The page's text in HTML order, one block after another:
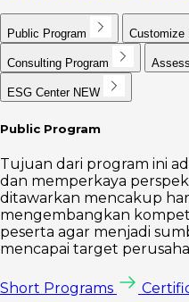
Public Program Customize
Consulting Program
ESG Center NEW
Public Program
Tujuan dari program ini
dan memperkaya
ditawarkan mencakup
mengembangkan
peserta agar menjadi
mencapai target
Short Programs